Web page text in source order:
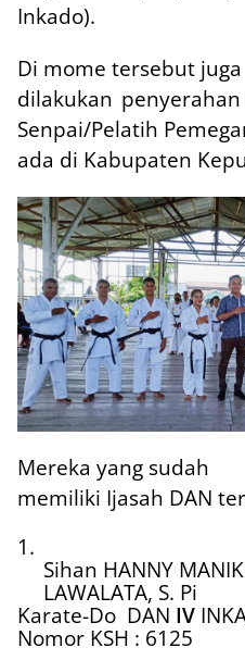
Inkado).
Di mome tersebut juga
dilakukan penyerahan
Senpai/Pelatih
ada di Kabupaten
Mereka yang sudah
memiliki Ijasah DAN
1.
Sihan HANNY
LAWALATA, S. Pi
Karate-Do DAN IV
Nomor KSH : 6125